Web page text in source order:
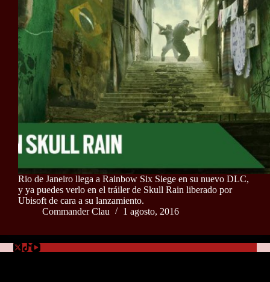
Rio de Janeiro llega a Rainbow Six Siege en su nuevo DLC,
y ya puedes verlo en el tráiler de Skull Rain liberado por
Ubisoft de cara a su lanzamiento.
Commander Clau
1 agosto, 2016